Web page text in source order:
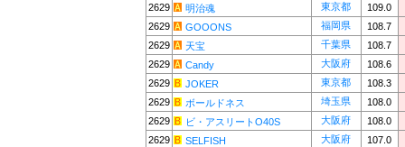
2629
明治魂 東京都
109.0
2629
GOOONS 福岡県
108.7
2629
天宝 千葉県
108.7
2629
Candy 大阪府
108.6
2629
JOKER 東京都
108.3
2629
ボールドネス 埼玉県
108.0
2629
ビ・アスリートO40S 大阪府
108.0
2629
SELFISH 大阪府
107.0